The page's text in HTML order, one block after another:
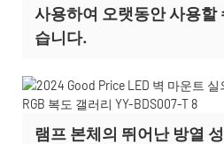
사용하여 오랫동안 사용할
습니다.
램프 본체의 뛰어난 방열